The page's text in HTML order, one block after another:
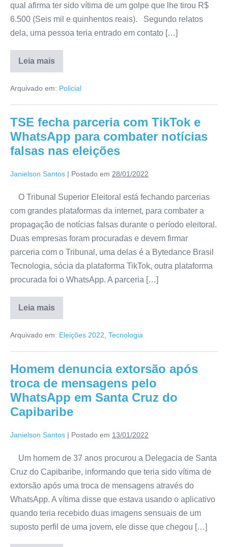
qual afirma ter sido vítima de um golpe que lhe tirou R$
6.500 (Seis mil e quinhentos reais). Segundo relatos
dela, uma pessoa teria entrado em contato […]
Leia mais
Arquivado em: Policial
TSE fecha parceria com TikTok e
WhatsApp para combater notícias
falsas nas eleições
Janielson Santos | Postado em 28/01/2022
O Tribunal Superior Eleitoral está fechando parcerias
com grandes plataformas da internet, para combater a
propagação de notícias falsas durante o período eleitoral.
Duas empresas foram procuradas e devem firmar
parceria com o Tribunal, uma delas é a Bytedance Brasil
Tecnologia, sócia da plataforma TikTok, outra plataforma
procurada foi o WhatsApp. A parceria […]
Leia mais
Arquivado em: Eleições 2022 Tecnologia
Homem denuncia extorsão após
troca de mensagens pelo
WhatsApp em Santa Cruz do
Capibaribe
Janielson Santos | Postado em 13/01/2022
Um homem de 37 anos procurou a Delegacia de Santa
Cruz do Capibaribe, informando que teria sido vítima de
extorsão após uma troca de mensagens através do
WhatsApp. A vítima disse que estava usando o aplicativo
quando teria recebido duas imagens sensuais de um
suposto perfil de uma jovem, ele disse que chegou […]